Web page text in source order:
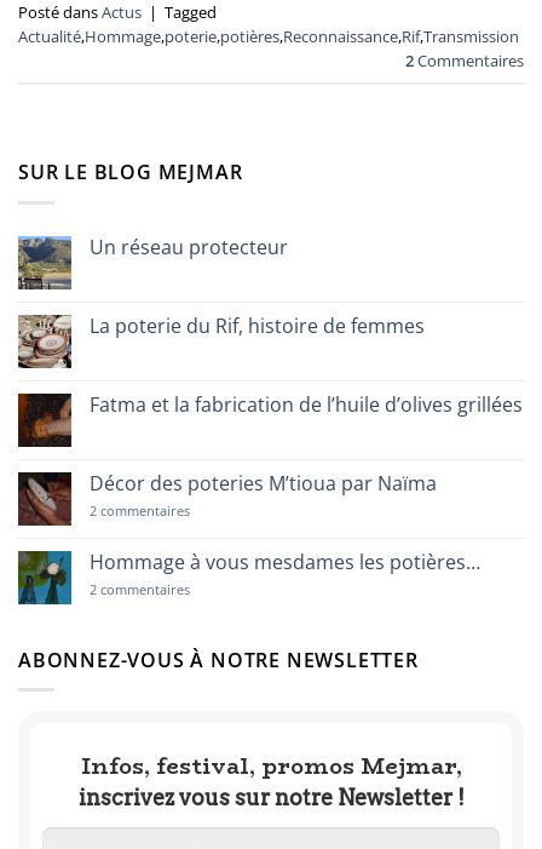
Posté dansActus | Tagged
Actualité,Hommage,poterie,potières,Reconnaissance,Rif,Transmission
2Commentaires
SUR LE BLOG MEJMAR
Un réseau protecteur
Un
réseau
La poterie du Rif, histoire de femmes
La
poterie
de
femmes
Fatma et la fabrication de l’huile d’olives grillées
Fatma
et
la
l’huile
d’olives
grillées
Décor des poteries M’tioua par Naïma
2 commentairessur
poteries
M’tioua
par
Hommage à vous mesdames les potières…
2 commentairessur
mesdames
les
ABONNEZ-VOUS À NOTRE NEWSLETTER
Infos, festival, promos Mejmar,
inscrivez vous sur notre Newsletter !